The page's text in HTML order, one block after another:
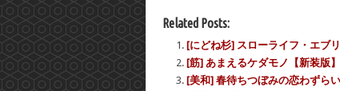
Related Posts:
[にどね杉] スローライフ・エブ
[筋] あまえるケダモノ【新装版
[美和] 春待ちつぼみの恋わずら